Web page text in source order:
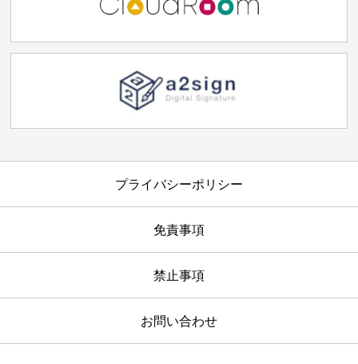
プライバシーポリシー
免責事項
禁止事項
お問い合わせ